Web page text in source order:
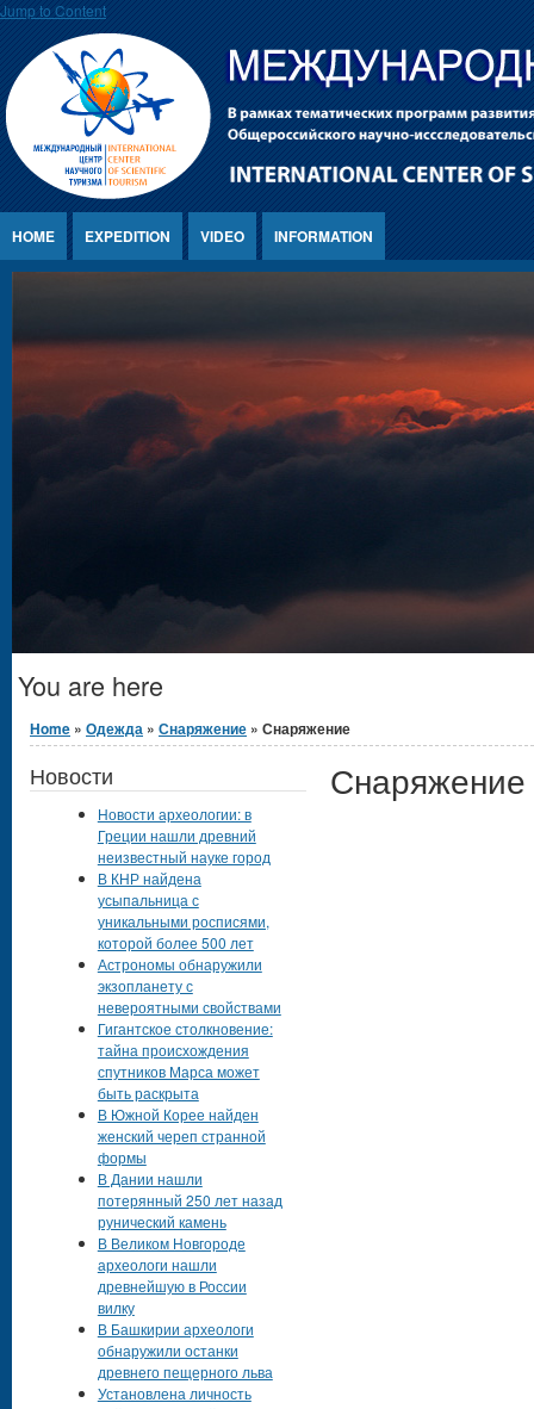
Jump to Content
HOME EXPEDITION VIDEO INFORMATION
You are here
Home » Одежда » Снаряжение » Снаряжение
Снаряжение
Новости
Новости археологии: в
Греции нашли древний
неизвестный науке город
В КНР найдена
усыпальница с
уникальными росписями,
которой более 500 лет
Астрономы обнаружили
экзопланету с
невероятными свойствами
Гигантское столкновение:
тайна происхождения
спутников Марса может
быть раскрыта
В Южной Корее найден
женский череп странной
формы
В Дании нашли
потерянный 250 лет назад
рунический камень
В Великом Новгороде
археологи нашли
древнейшую в России
вилку
В Башкирии археологи
обнаружили останки
древнего пещерного льва
Установлена личность